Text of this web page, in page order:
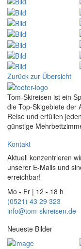
Zurück zur Übersicht
Tom-Skireisen ist ein
die Top-Skigebiete der
Reise und erfüllen
günstige
Kontakt
Aktuell konzentrieren
unserer E-Mails und
erreichbar!
Mo - Fr | 12 - 18 h
(0521) 43 29 323
info@tom-skireisen.de
Neueste Bilder